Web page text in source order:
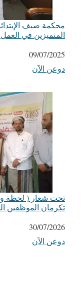
محكمة صيف
المتميزين في
التاريخ
09/07/2025
في ما يتعلق بما يأتي
دوعن الآن
تحت شعار ( لحظة
تكرمان الموظفين
التاريخ
30/07/2026
في ما يتعلق بما يأتي
دوعن الآن